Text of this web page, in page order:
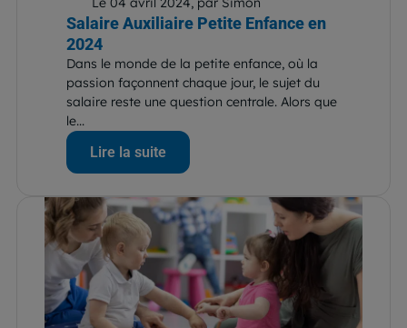
Salaire Auxiliaire Petite Enfance en
2024
Dans le monde de la petite enfance, où la
passion façonnent chaque jour, le sujet du
salaire reste une question centrale. Alors que
le...
Lire la suite